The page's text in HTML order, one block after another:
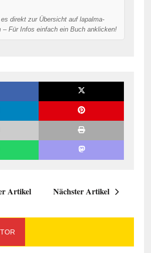
direkt zur Übersicht auf lapalma-
– Für Infos einfach ein Buch anklicken!
Artikel Nächster Artikel